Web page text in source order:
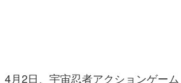
その他
4月2日、宇宙忍者アクションゲーム